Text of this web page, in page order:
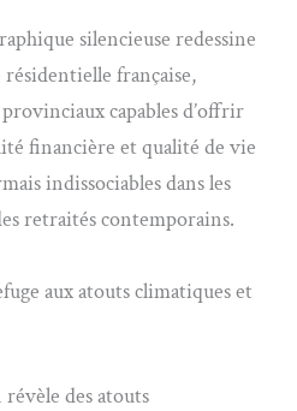
silencieuse redessine
française,
capables d’offrir
financière et qualité de vie
indissociables dans les
retraités contemporains.
aux atouts climatiques et
des atouts